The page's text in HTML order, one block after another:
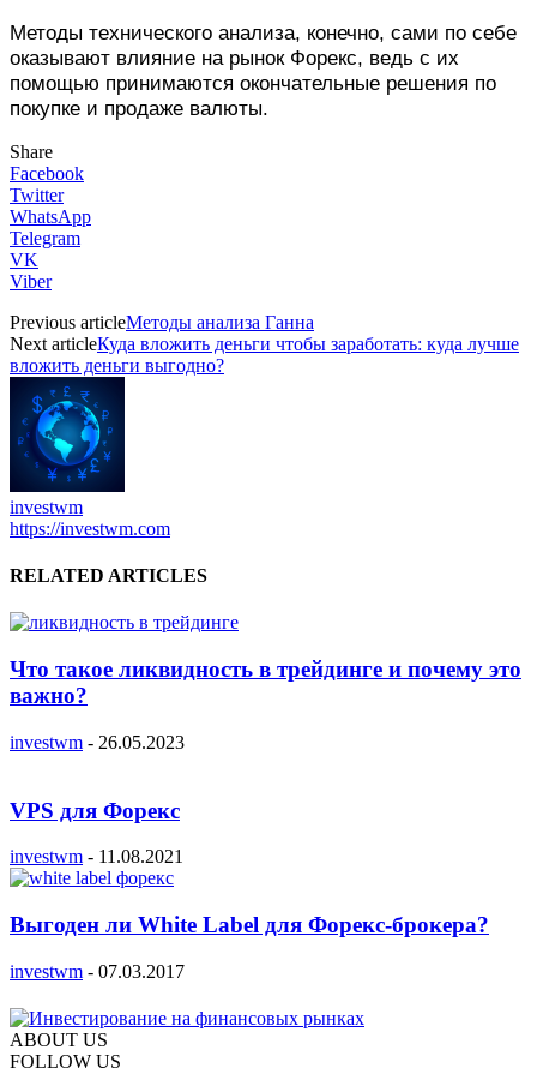
Методы технического анализа, конечно, сами по себе
оказывают влияние на рынок Форекс, ведь с их
помощью принимаются окончательные решения по
покупке и продаже валюты.
Share
Facebook
Twitter
WhatsApp
Telegram
VK
Viber
Previous articleМетоды анализа Ганна
Next articleКуда вложить деньги чтобы заработать: куда лучше
вложить деньги выгодно?
investwm
https://investwm.com
RELATED ARTICLES
Что такое ликвидность в трейдинге и почему это
важно?
investwm - 26.05.2023
VPS для Форекс
investwm - 11.08.2021
Выгоден ли White Label для Форекс-брокера?
investwm - 07.03.2017
ABOUT US
FOLLOW US